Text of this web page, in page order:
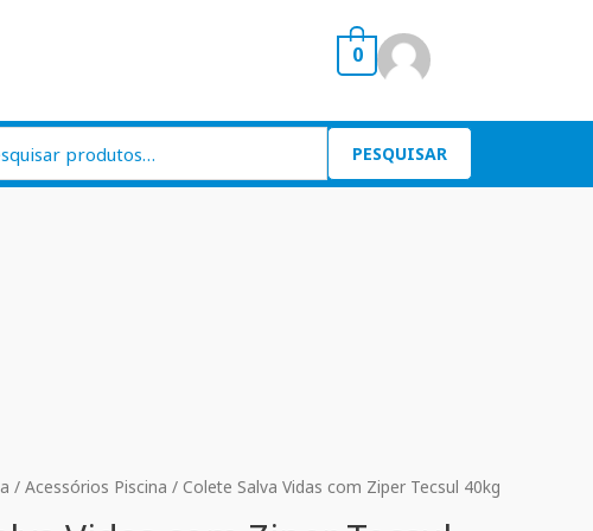
0
PESQUISAR
/ Acessórios Piscina / Colete Salva Vidas com Ziper Tecsul 40kg